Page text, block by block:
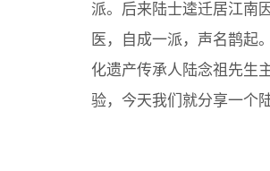
派。后来陆士逵迁居江南
医，自成一派，声名鹊起
化遗产传承人陆念祖先生
验，今天我们就分享一个